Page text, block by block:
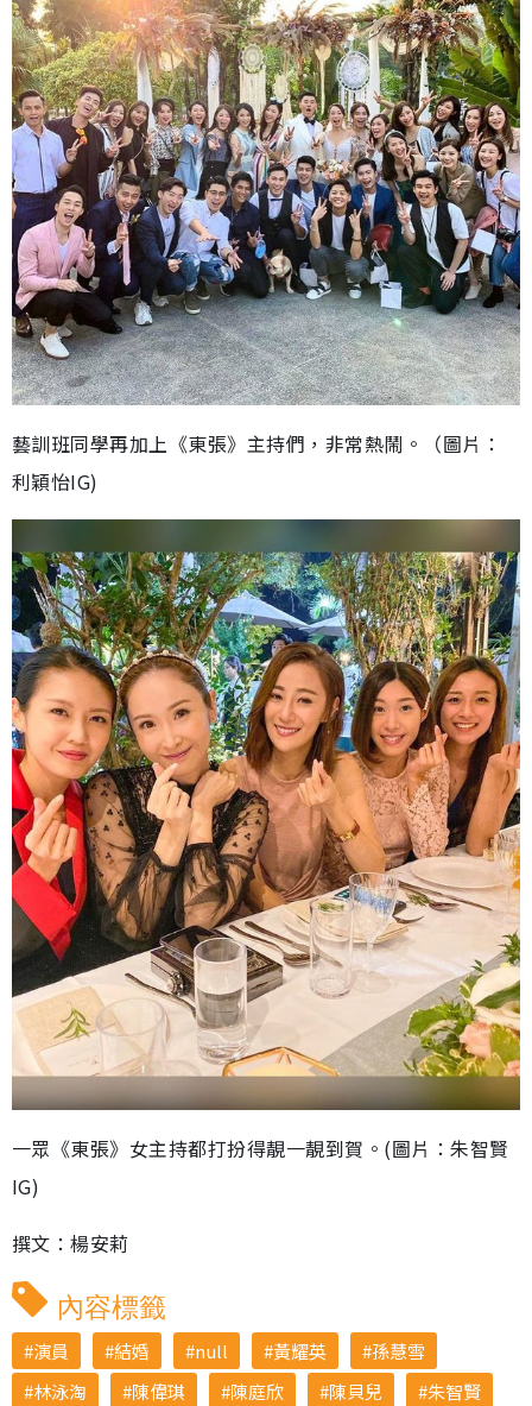
藝訓班同學再加上《東張》主持們，非常熱鬧。（圖片：
利穎怡IG)
一眾《東張》女主持都打扮得靚一靚到賀。(圖片：朱智賢
IG)
撰文：楊安莉
內容標籤
演員 結婚 null 黃耀英
孫慧雪
林泳淘
陳偉琪 陳庭欣 陳貝兒
朱智賢